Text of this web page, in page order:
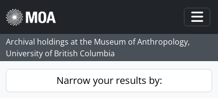
Skip to main content
Archival holdings at the Museum of Anthropology,
University of British Columbia
Narrow your results by: